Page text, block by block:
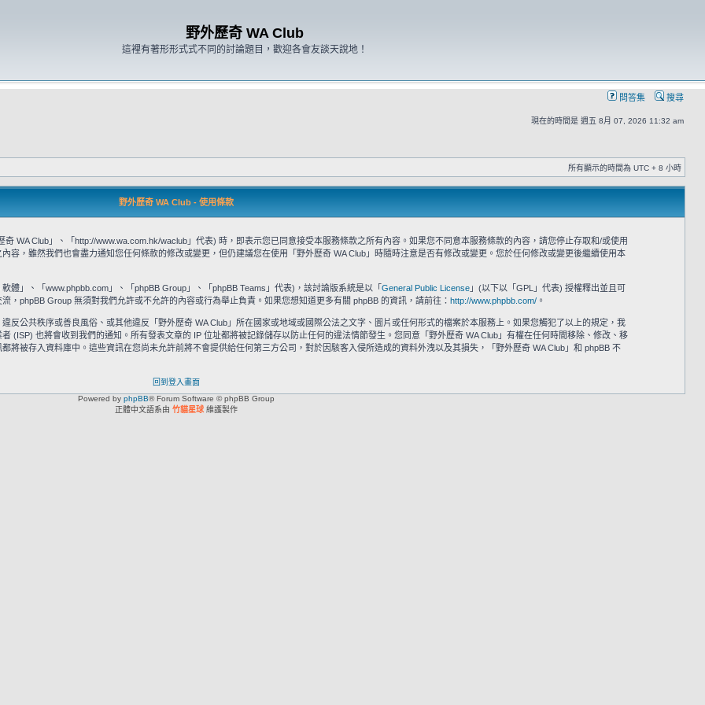
野外歷奇 WA Club
這裡有著形形式式不同的討論題目，歡迎各會友談天說地！
問答集 搜尋
現在的時間是 週五 8月 07, 2026 11:32 am
所有顯示的時間為 UTC + 8 小時
野外歷奇 WA Club - 使用條款
WA Club」、「http://www.wa.com.hk/waclub」代表) 時，即表示您已同意接受本服務條款之所有內容。如果您不同意本服務條款的內容，請您停止存取和/或使用
容，雖然我們也會盡力通知您任何條款的修改或變更，但仍建議您在使用「野外歷奇 WA Club」時隨時注意是否有修改或變更。您於任何修改或變更後繼續使用本
體」、「www.phpbb.com」、「phpBB Group」、「phpBB Teams」代表)，該討論版系統是以「 General Public License」(以下以「GPL」代表) 授權釋出並且可
，phpBB Group 無須對我們允許或不允許的內容或行為舉止負責。如果您想知道更多有關 phpBB 的資訊，請前往： http://www.phpbb.com/。
反公共秩序或善良風俗、或其他違反「野外歷奇 WA Club」所在國家或地域或國際公法之文字、圖片或任何形式的檔案於本服務上。如果您觸犯了以上的規定，我
(ISP) 也將會收到我們的通知。所有發表文章的 IP 位址都將被記錄儲存以防止任何的違法情節發生。您同意「野外歷奇 WA Club」有權在任何時間移除、修改、移
將被存入資料庫中。這些資訊在您尚未允許前將不會提供給任何第三方公司，對於因駭客入侵所造成的資料外洩以及其損失，「野外歷奇 WA Club」和 phpBB 不
回到登入畫面
Powered by phpBB® Forum Software © phpBB Group
正體中文語系由 竹貓星球 維護製作